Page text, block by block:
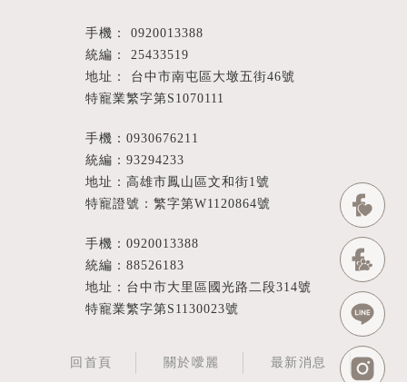
0920013388
25433519
台中市南屯區大墩五街46號
特寵業繁字第S1070111
手機：0930676211
統編：93294233
地址：高雄市鳳山區文和街1號
特寵證號：繁字第W1120864號
手機：0920013388
統編：88526183
地址：台中市大里區國光路二段314號
特寵業繁字第S1130023號
回首頁 關於噯麗 最新消息